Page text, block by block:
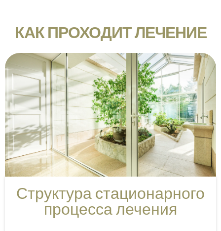
КАК ПРОХОДИТ ЛЕЧЕНИЕ
Структура стационарного
процесса лечения